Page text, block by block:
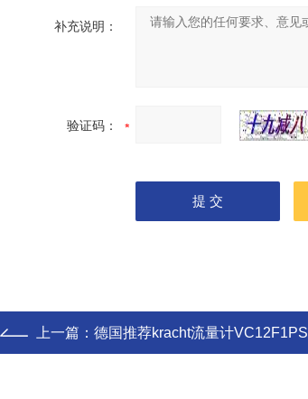
补充说明：
验证码：
上一篇： 德国推荐kracht流量计VC12F1PS